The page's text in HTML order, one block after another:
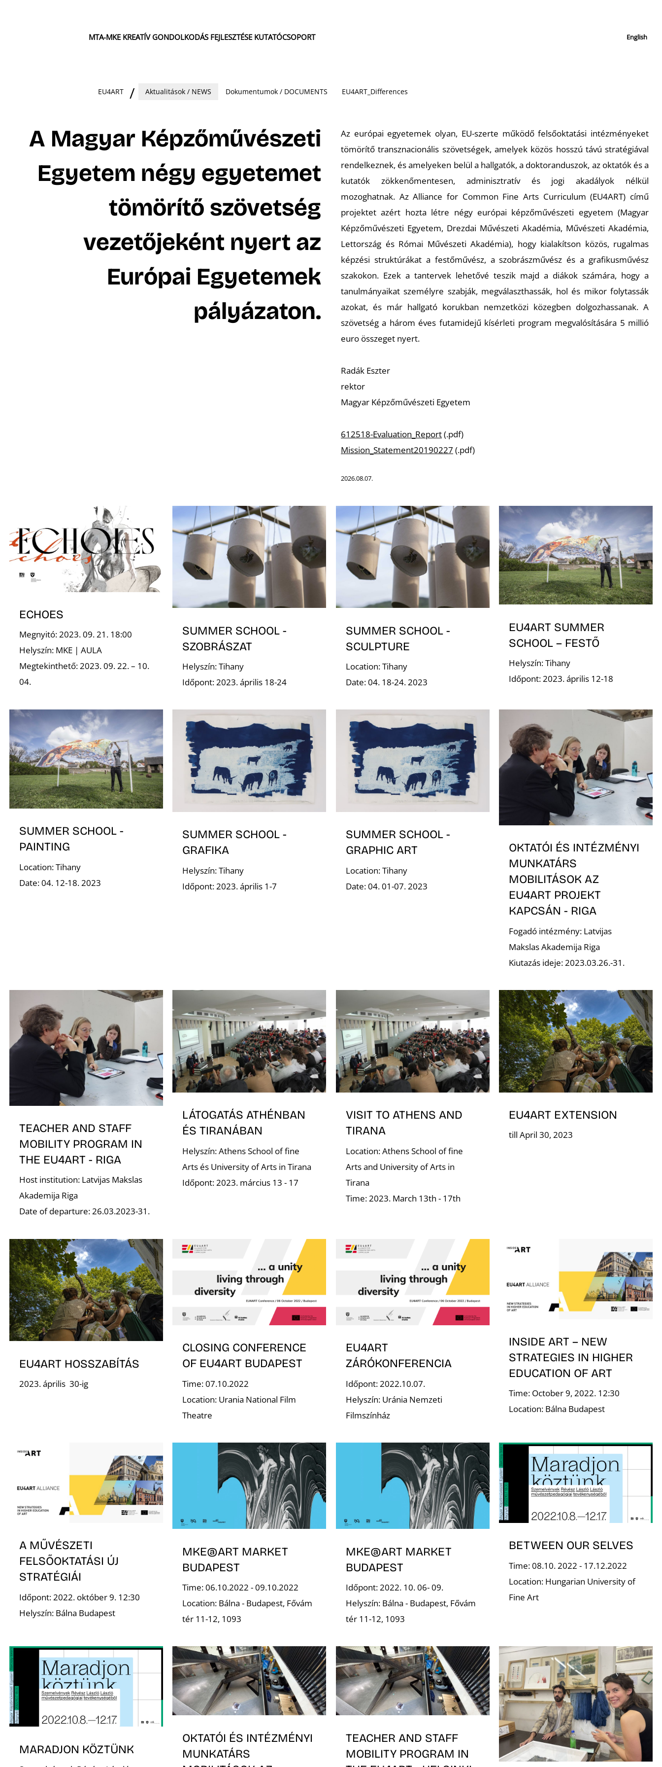
MTA-MKE KREATÍV GONDOLKODÁS FEJLESZTÉSE KUTATÓCSOPORT English
EU4ART Aktualitások / NEWS Dokumentumok / DOCUMENTS EU4ART_Differences
A Magyar Képzőművészeti
Egyetem négy egyetemet
tömörítő szövetség
vezetőjeként nyert az
Európai Egyetemek
pályázaton.
Az európai egyetemek olyan, EU-szerte működő felsőoktatási intézményeket
tömörítő transznacionális szövetségek, amelyek közös hosszú távú stratégiával
rendelkeznek, és amelyeken belül a hallgatók, a doktoranduszok, az oktatók és a
kutatók zökkenőmentesen, adminisztratív és jogi akadályok nélkül
mozoghatnak. Az Alliance for Common Fine Arts Curriculum (EU4ART) című
projektet azért hozta létre négy európai képzőművészeti egyetem (Magyar
Képzőművészeti Egyetem, Drezdai Művészeti Akadémia, Művészeti Akadémia,
Lettország és Római Művészeti Akadémia), hogy kialakítson közös, rugalmas
képzési struktúrákat a festőművész, a szobrászművész és a grafikusművész
szakokon. Ezek a tantervek lehetővé teszik majd a diákok számára, hogy a
tanulmányaikat személyre szabják, megválaszthassák, hol és mikor folytassák
azokat, és már hallgató korukban nemzetközi közegben dolgozhassanak. A
szövetség a három éves futamidejű kísérleti program megvalósítására 5 millió
euro összeget nyert.
Radák Eszter
rektor
Magyar Képzőművészeti Egyetem
612518-Evaluation_Report(.pdf)
Mission_Statement20190227 (.pdf)
2026.08.07.
ECHOES
Megnyitó: 2023. 09. 21. 18:00
Helyszín: MKE | AULA
Megtekinthető: 2023. 09. 22. – 10.
04.
SUMMER SCHOOL -
SZOBRÁSZAT
Helyszín: Tihany
Időpont: 2023. április 18-24
SUMMER SCHOOL -
SCULPTURE
Location: Tihany
Date: 04. 18-24. 2023
EU4ART SUMMER
SCHOOL – FESTŐ
Helyszín: Tihany
Időpont: 2023. április 12-18
SUMMER SCHOOL -
PAINTING
Location: Tihany
Date: 04. 12-18. 2023
SUMMER SCHOOL -
GRAFIKA
Helyszín: Tihany
Időpont: 2023. április 1-7
SUMMER SCHOOL -
GRAPHIC ART
Location: Tihany
Date: 04. 01-07. 2023
OKTATÓI ÉS INTÉZMÉNYI
MUNKATÁRS
MOBILITÁSOK AZ
EU4ART PROJEKT
KAPCSÁN - RIGA
Fogadó intézmény: Latvijas
Makslas Akademija Riga
Kiutazás ideje: 2023.03.26.-31.
TEACHER AND STAFF
MOBILITY PROGRAM IN
THE EU4ART - RIGA
Host institution: Latvijas Makslas
Akademija Riga
Date of departure: 26.03.2023-31.
LÁTOGATÁS ATHÉNBAN
ÉS TIRANÁBAN
Helyszín: Athens School of fine
Arts és University of Arts in Tirana
Időpont: 2023. március 13 - 17
VISIT TO ATHENS AND
TIRANA
Location: Athens School of fine
Arts and University of Arts in
Tirana
Time: 2023. March 13th - 17th
EU4ART EXTENSION
till April 30, 2023
EU4ART HOSSZABÍTÁS
2023. április 30-ig
CLOSING CONFERENCE
OF EU4ART BUDAPEST
Time: 07.10.2022
Location: Urania National Film
Theatre
EU4ART
ZÁRÓKONFERENCIA
Időpont: 2022.10.07.
Helyszín: Uránia Nemzeti
Filmszínház
INSIDE ART – NEW
STRATEGIES IN HIGHER
EDUCATION OF ART
Time: October 9, 2022. 12:30
Location: Bálna Budapest
A MŰVÉSZETI
FELSŐOKTATÁSI ÚJ
STRATÉGIÁI
Időpont: 2022. október 9. 12:30
Helyszín: Bálna Budapest
MKE@ART MARKET
BUDAPEST
Time: 06.10.2022 - 09.10.2022
Location: Bálna - Budapest, Fővám
tér 11-12, 1093
MKE@ART MARKET
BUDAPEST
Időpont: 2022. 10. 06- 09.
Helyszín: Bálna - Budapest, Fővám
tér 11-12, 1093
BETWEEN OUR SELVES
Time: 08.10. 2022 - 17.12.2022
Location: Hungarian University of
Fine Art
MARADJON KÖZTÜNK
OKTATÓI ÉS INTÉZMÉNYI
MUNKATÁRS
TEACHER AND STAFF
MOBILITY PROGRAM IN